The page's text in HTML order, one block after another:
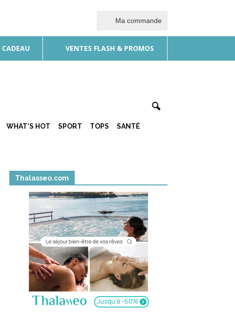
Ma commande
CADEAU VENTES FLASH & PROMOS
WHAT’S HOT SPORT TOPS SANTÉ
Thalasseo.com